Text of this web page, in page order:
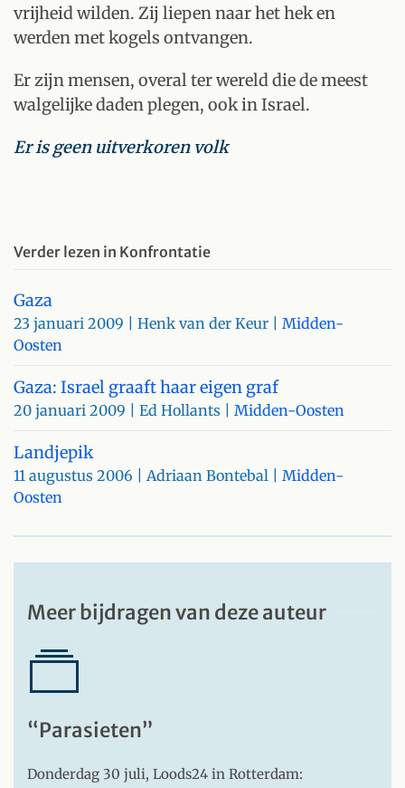
vrijheid wilden. Zij liepen naar het hek en
werden met kogels ontvangen.
Er zijn mensen, overal ter wereld die de meest
walgelijke daden plegen, ook in Israel.
Er is geen uitverkoren volk
Verder lezen in Konfrontatie
Gaza
23 januari 2009 | Henk van der Keur | Midden-
Oosten
Gaza: Israel graaft haar eigen graf
20 januari 2009 | Ed Hollants | Midden-Oosten
Landjepik
11 augustus 2006 | Adriaan Bontebal | Midden-
Oosten
Meer bijdragen van deze auteur
“Parasieten”
Donderdag 30 juli, Loods24 in Rotterdam: